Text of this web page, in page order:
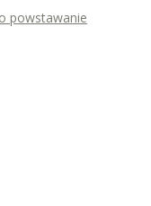
powstawanie